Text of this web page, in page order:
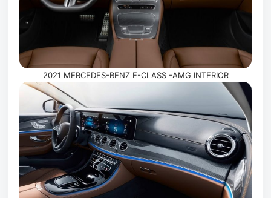
2021 MERCEDES-BENZ E-CLASS -AMG INTERIOR